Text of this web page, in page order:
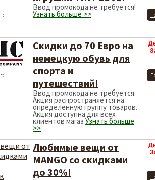
Ввод промокода не требуется!
Узнать больше >>
Скидки до 70 Евро на
немецкую обувь для
спорта и
путешествий!
Ввод промокода не требуется.
Акция распространяется на
определенную группу товаров.
Акция доступна для всех
клиентов магаз Узнать больше
>>
Любимые вещи от
MANGO со скидками
до 30%!